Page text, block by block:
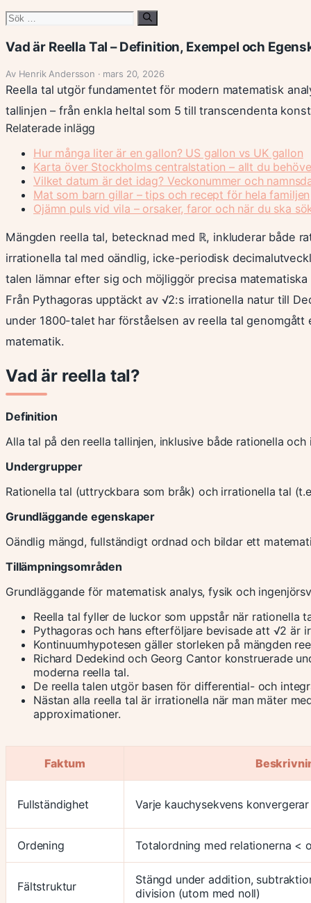
Sök
Vad är Reella Tal – Definition, Exempel och
Av Henrik Andersson · mars 20, 2026
Reella tal utgör fundamentet för modern matematisk
tallinjen – från enkla heltal som 5 till transcendenta
Relaterade inlägg
Hur många liter är en gallon? US gallon vs UK gallon
Karta över Stockholms centralstation – allt du
Vilket datum är det idag? Veckonummer och
Mat som barn gillar – tips och recept för hela familjen
Ojämn puls vid vila – orsaker, faror och när du ska
Mängden reella tal, betecknad med ℝ, inkluderar både
irrationella tal med oändlig, icke-periodisk
talen lämnar efter sig och möjliggör precisa
Från Pythagoras upptäckt av √2:s irrationella natur till
under 1800-talet har förståelsen av reella tal
matematik.
Vad är reella tal?
Definition
Alla tal på den reella tallinjen, inklusive både rationella och
Undergrupper
Rationella tal (uttryckbara som bråk) och irrationella tal
Grundläggande egenskaper
Oändlig mängd, fullständigt ordnad och bildar ett
Tillämpningsområden
Grundläggande för matematisk analys, fysik och
Reella tal fyller de luckor som uppstår när rationella
Pythagoras och hans efterföljare bevisade att √2 är
Kontinuumhypotesen gäller storleken på mängden
Richard Dedekind och Georg Cantor konstruerade
moderna reella tal.
De reella talen utgör basen för differential- och
Nästan alla reella tal är irrationella när man mäter
approximationer.
Faktum
Fullständighet Varje kauchysekvens
Ordening Totalordning med relationerna <
Fältstruktur
Stängd under addition,
division (utom med noll)